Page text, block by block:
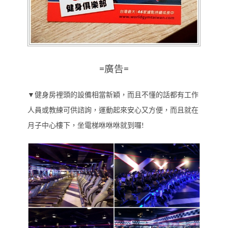
=廣告=
▼健身房裡頭的設備相當新穎，而且不懂的話都有工作
人員或教練可供諮詢，運動起來安心又方便，而且就在
月子中心樓下，坐電梯咻咻咻就到囉!